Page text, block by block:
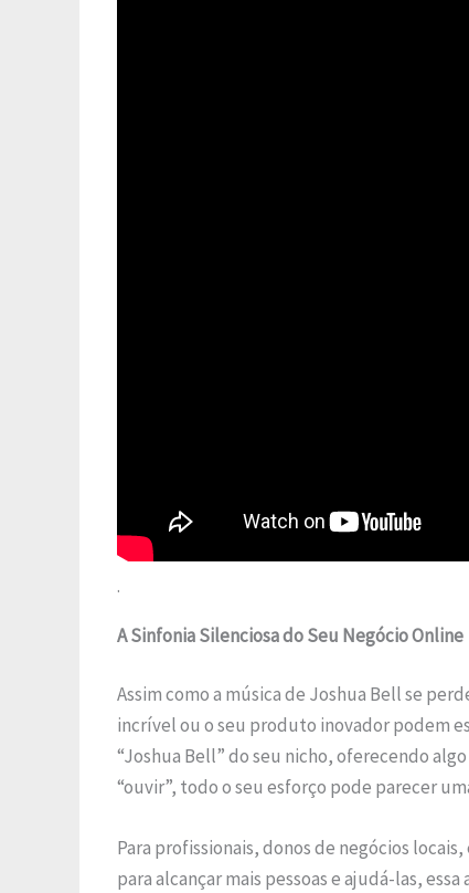
.
A Sinfonia Silenciosa do Seu Negócio Online
Assim como a música de Joshua Bell se
incrível ou o seu produto inovador podem
“Joshua Bell” do seu nicho, oferecendo
“ouvir”, todo o seu esforço pode parecer
Para profissionais, donos de negócios
para alcançar mais pessoas e ajudá-las,